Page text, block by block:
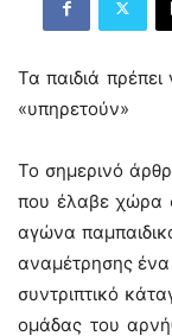
Τα παιδιά
«υπηρετούν»
Το σημερινό
που έλαβε χώρα
αγώνα
αναμέτρησης ένα
συντριπτικό
ομάδας του